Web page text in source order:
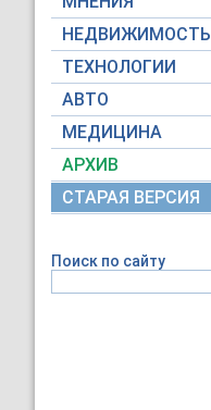
НЕДВИЖИМОСТЬ
ТЕХНОЛОГИИ
АВТО
МЕДИЦИНА
АРХИВ
СТАРАЯ ВЕРСИЯ
Поиск по сайту